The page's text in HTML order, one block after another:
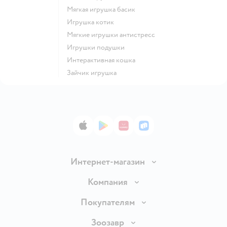
Мягкая игрушка басик
Игрушка котик
Мягкие игрушки антистресс
Игрушки подушки
Интерактивная кошка
Зайчик игрушка
App StoreGoogle Play
AppGallery
RuStore
Интернет-магазин
Доставка и оплата
Обмен и возврат товара
Правила продажи
Компания
О компании
Покупателям
Бонусные карты
Зоозавр